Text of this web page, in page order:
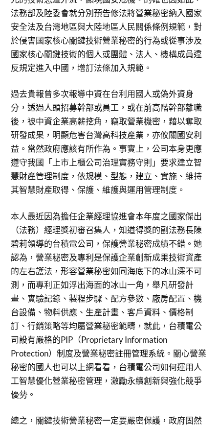
法務部及陸委會就分別預告修法將營業秘密納入國家
安全法及台灣地區與大陸地區人民關係條例規範，對
於侵害國家核心關鍵技術營業秘密的行為或從事涉及
國家核心關鍵技術的個人或團體、法人、機構成員違
反規定進入中國，增訂法條加入規範。
過去貴報曾多次報導中資在台利用國人或偽外資身
分，透過人頭招募幹部或員工，或在前高階幹部離職
後，被中資企業高薪挖角，竊取營業機密，藉以奪取
研發成果，明顯危害台灣高科技產業，亦攸關國安利
益。當然政府應該有所作為。事實上，公司本身更應
遵守我國「上市上櫃公司治理實務守則」要求建立智
慧財產管理制度，依規模、型態，建立、實施、維持
其智慧財產取得、保護、維護與運用管理制度。
本人最近因為擔任企業經理協進會本年度之國家傑出
（法務）經理獎初審召集人，知道得獎的副法務長陳
碧莉領導的台積電公司，保護營業秘密成績不錯。她
認為，營業秘密及專利是保護企業創新成果技術資產
的左右護法，形容營業秘密如同海底下的冰山深不可
測，而專利正如浮出海面的冰山一角，舉凡研發計
畫、實驗記錄、製程步驟、配方參數、廠房配置、機
台設備、物料供應、生產計畫、客戶資料、價格制
訂、行銷策略等均屬營業秘密範疇，就此，台積電公
司設有嚴格的PIP（Proprietary Information
Protection）制度及營業秘密註冊管理系統。關心營業
秘密的國人也可以上網看看，台積電公司如何運用人
工智慧優化營業秘密管理，激勵永續創新與強化競爭
優勢。
總之，關鍵技術營業秘密一定要嚴密保護，政府固然